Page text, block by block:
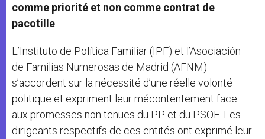
comme priorité et non comme contrat de
pacotille
L’Instituto de Política Familiar (IPF) et l’Asociación
de Familias Numerosas de Madrid (AFNM)
s’accordent sur la nécessité d’une réelle volonté
politique et expriment leur mécontentement face
aux promesses non tenues du PP et du PSOE. Les
dirigeants respectifs de ces entités ont exprimé leur